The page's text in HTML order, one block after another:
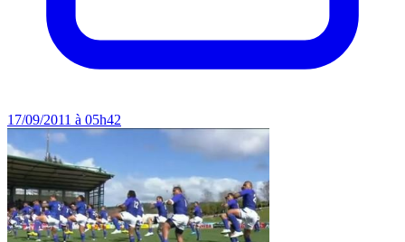
17/09/2011 à 05h42